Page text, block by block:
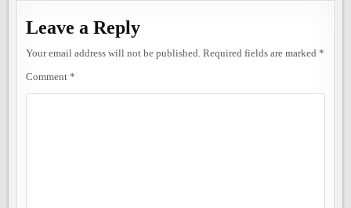
Leave a Reply
Your email address will not be published. Required fields are marked*
Comment*